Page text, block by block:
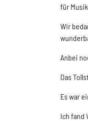
für
Wir
Anbei
Das
Es war
Ich fand